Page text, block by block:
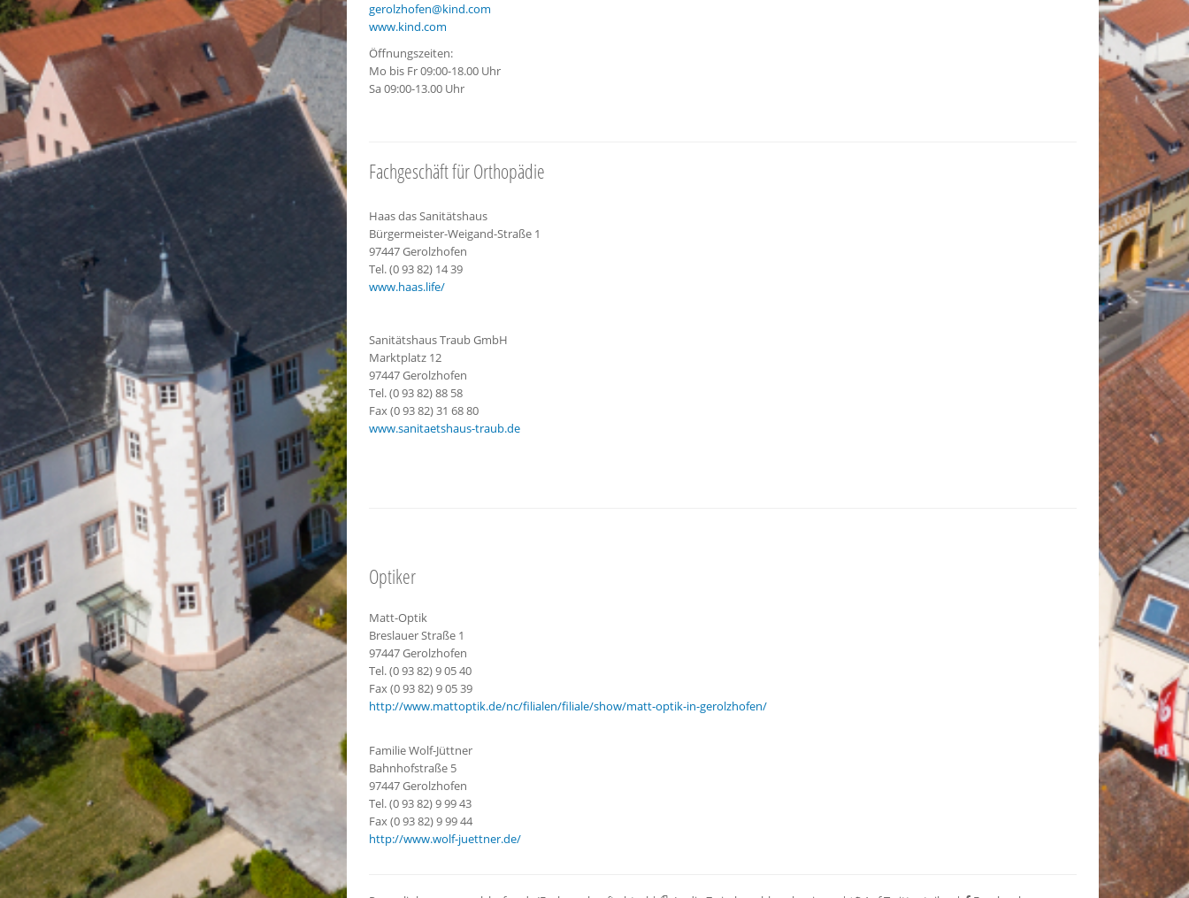
gerolzhofen@kind.com
www.kind.com
Öffnungszeiten:
Mo bis Fr 09:00-18.00 Uhr
Sa 09:00-13.00 Uhr
Fachgeschäft für Orthopädie
Haas das Sanitätshaus
Bürgermeister-Weigand-Straße 1
97447 Gerolzhofen
Tel. (0 93 82) 14 39
www.haas.life/
Sanitätshaus Traub GmbH
Marktplatz 12
97447 Gerolzhofen
Tel. (0 93 82) 88 58
Fax (0 93 82) 31 68 80
www.sanitaetshaus-traub.de
Optiker
Matt-Optik
Breslauer Straße 1
97447 Gerolzhofen
Tel. (0 93 82) 9 05 40
Fax (0 93 82) 9 05 39
http://www.mattoptik.de/nc/filialen/filiale/show/matt-optik-in-gerolzhofen/
Familie Wolf-Jüttner
Bahnhofstraße 5
97447 Gerolzhofen
Tel. (0 93 82) 9 99 43
Fax (0 93 82) 9 99 44
http://www.wolf-juettner.de/